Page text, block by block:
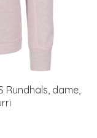
Rundhals, dame,